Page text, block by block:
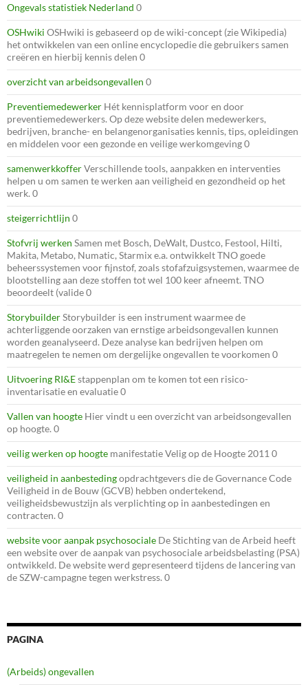
Ongevals statistiek Nederland 0
OSHwiki OSHwiki is gebaseerd op de wiki-concept (zie Wikipedia)
het ontwikkelen van een online encyclopedie die gebruikers samen
creëren en hierbij kennis delen 0
overzicht van arbeidsongevallen 0
Preventiemedewerker Hét kennisplatform voor en door
preventiemedewerkers. Op deze website delen medewerkers,
bedrijven, branche- en belangenorganisaties kennis, tips, opleidingen
en middelen voor een gezonde en veilige werkomgeving 0
samenwerkkofferVerschillende tools, aanpakken en interventies
helpen u om samen te werken aan veiligheid en gezondheid op het
werk. 0
steigerrichtlijn 0
Stofvrij werken Samen met Bosch, DeWalt, Dustco, Festool, Hilti,
Makita, Metabo, Numatic, Starmix e.a. ontwikkelt TNO goede
beheerssystemen voor fijnstof, zoals stofafzuigsystemen, waarmee de
blootstelling aan deze stoffen tot wel 100 keer afneemt. TNO
beoordeelt (valide 0
StorybuilderStorybuilder is een instrument waarmee de
achterliggende oorzaken van ernstige arbeidsongevallen kunnen
worden geanalyseerd. Deze analyse kan bedrijven helpen om
maatregelen te nemen om dergelijke ongevallen te voorkomen 0
Uitvoering RI&Estappenplan om te komen tot een risico-
inventarisatie en evaluatie 0
Vallen van hoogte Hier vindt u een overzicht van arbeidsongevallen
op hoogte. 0
veilig werken op hoogte manifestatie Velig op de Hoogte 2011 0
veiligheid in aanbestedingopdrachtgevers die de Governance Code
Veiligheid in de Bouw (GCVB) hebben ondertekend,
veiligheidsbewustzijn als verplichting op in aanbestedingen en
contracten. 0
website voor aanpak psychosociale De Stichting van de Arbeid heeft
een website over de aanpak van psychosociale arbeidsbelasting (PSA)
ontwikkeld. De website werd gepresenteerd tijdens de lancering van
de SZW-campagne tegen werkstress. 0
PAGINA
(Arbeids) ongevallen